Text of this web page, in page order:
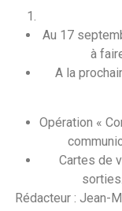
Au 17
à
A la
Opération «
Cartes de
Rédacteur : Jean-